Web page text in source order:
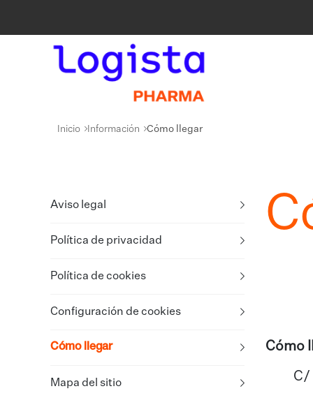
Inicio Información Cómo llegar
Aviso legal
Política de privacidad
Política de cookies
Configuración de cookies
Cómo llegar
Mapa del sitio
​Cómo
C/